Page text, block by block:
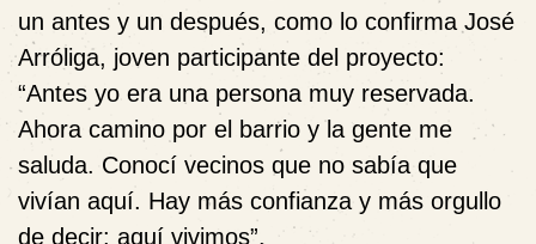
un antes y un después, como lo confirma José
Arróliga, joven participante del proyecto:
“Antes yo era una persona muy reservada.
Ahora camino por el barrio y la gente me
saluda. Conocí vecinos que no sabía que
vivían aquí. Hay más confianza y más orgullo
de decir: aquí vivimos”.